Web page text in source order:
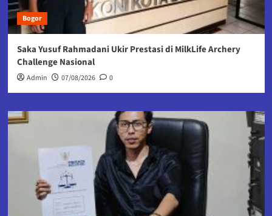
Bogor
Saka Yusuf Rahmadani Ukir Prestasi di MilkLife Archery
Challenge Nasional
Admin 07/08/2026 0